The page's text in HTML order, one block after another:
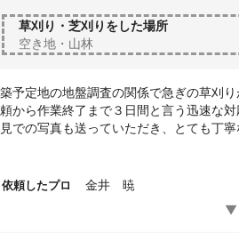
草刈り・芝刈りをした場所
空き地・山林
予定地の地盤調査の関係で急ぎの草刈り
から作業終了まで３日間と言う迅速な
での写真も送っていただき、とても丁寧
依頼したプロ 金井 暁